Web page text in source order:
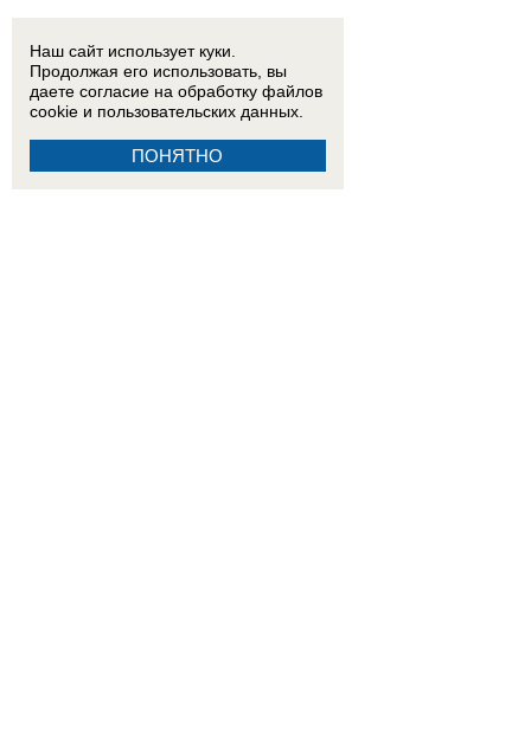
Наш сайт использует куки.
Продолжая его использовать, вы
даете согласие на обработку файлов
cookie и пользовательских данных.
ПОНЯТНО